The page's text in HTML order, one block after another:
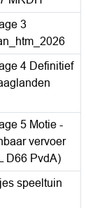
3
4 Definitief
5 Motie -
vervoer
D66 PvdA)
speeltuin